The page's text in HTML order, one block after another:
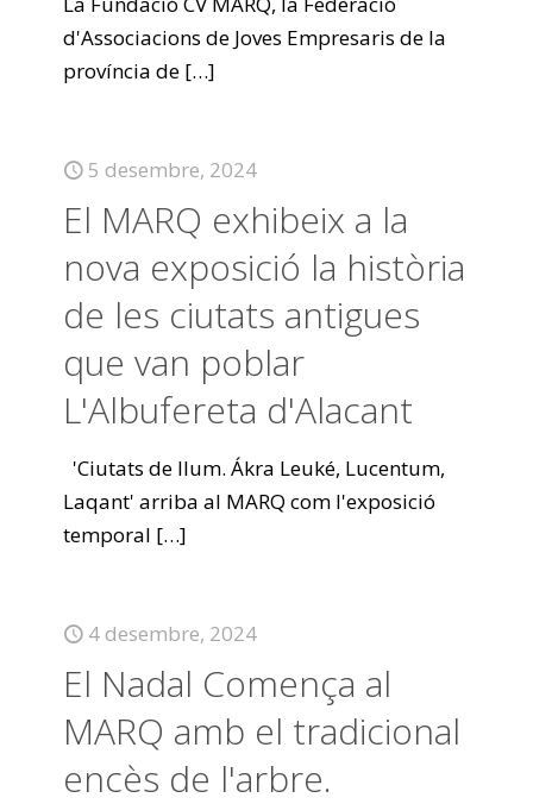
d'Associacions de Joves Empresaris de la
província de […]
5 desembre, 2024
El MARQ exhibeix a la
nova exposició la història
de les ciutats antigues
que van poblar
L'Albufereta d'Alacant
'Ciutats de llum. Ákra Leuké, Lucentum,
Laqant' arriba al MARQ com l'exposició
temporal […]
4 desembre, 2024
El Nadal Comença al
MARQ amb el tradicional
encès de l'arbre.